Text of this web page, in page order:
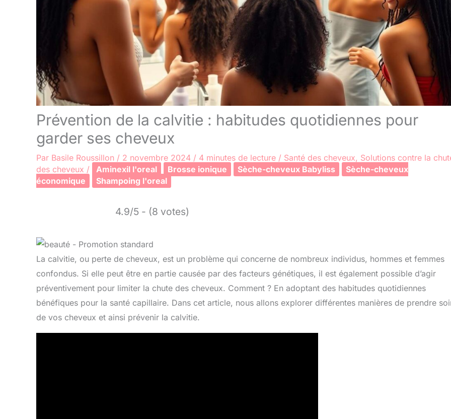
Prévention de la calvitie : habitudes quotidiennes pour
garder ses cheveux
Par Basile Roussillon / 2 novembre 2024 / 4 minutes de lecture / Santé des cheveux, Solutions contre la
des cheveux / Aminexil l'oreal Brosse ionique Sèche-cheveux Babyliss
Sèche-cheveux
économique
Shampoing l'oreal
4.9/5 - (8 votes)
La calvitie, ou perte de cheveux, est un problème qui concerne de nombreux individus, hommes et femmes
confondus. Si elle peut être en partie causée par des facteurs génétiques, il est également possible d’agir
préventivement pour limiter la chute des cheveux. Comment ? En adoptant des habitudes quotidiennes
bénéfiques pour la santé capillaire. Dans cet article, nous allons explorer différentes manières de prendre
de vos cheveux et ainsi prévenir la calvitie.